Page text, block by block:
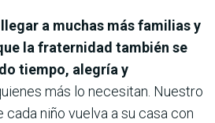
a muchas más familias y
la fraternidad también se
tiempo, alegría y
más lo necesitan. Nuestro
niño vuelva a su casa con